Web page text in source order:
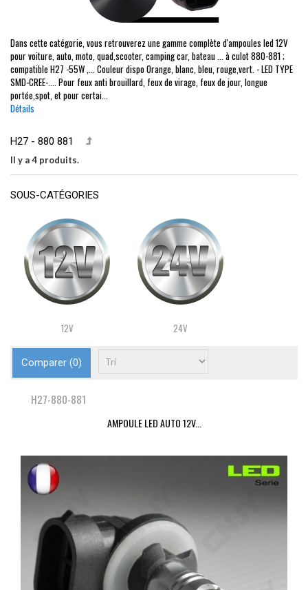
Dans cette catégorie, vous retrouverez une gamme complète d'ampoules led 12V
pour voiture, auto, moto, quad,scooter, camping car, bateau ... à culot 880-881 ;
compatible H27 -55W ,... Couleur dispo Orange, blanc, bleu, rouge,vert. - LED TYPE
SMD-CREE-.... Pour feux anti brouillard, feux de virage, feux de jour, longue
portée,spot, et pour certai...
Détails
H27 - 880 881
Il y a 4 produits.
SOUS-CATÉGORIES
12V 24V
Comparer (0)
H27-880-881
AMPOULE LED AUTO 12V...